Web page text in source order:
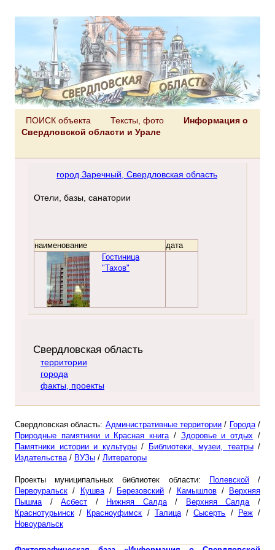
ПОИСК объекта Тексты, фото
Информация о
Свердловской области и Урале
город Заречный, Свердловская область
Отели, базы, санатории
наименование
дата
Гостиница
"Тахов"
Свердловская область
территории
города
факты, проекты
Свердловская область: Административные территории / Города/
Природные памятники и Красная книга/ Здоровье и отдых /
Памятники истории и культуры/ Библиотеки, музеи, театры/
Издательства/ ВУЗы / Литераторы
Проекты муниципальных библиотек области: Полевской/
Первоуральск / Кушва/ Березовский / Камышлов/
Верхняя
Пышма/Асбест / Нижняя Салда/ Верхняя Салда/
Краснотурьинск / Красноуфимск / Талица/Сысерть / Реж/
Новоуральск